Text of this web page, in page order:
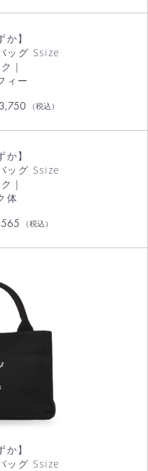
か】
ッグ Ssize
｜
ィー
（税込）
か】
ッグ Ssize
｜
体
（税込）
か】
ッグ Ssize